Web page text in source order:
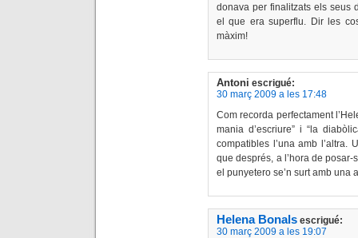
donava per finalitzats els seus
el que era superflu. Dir les
màxim!
Antoni escrigué:
30 març 2009 a les 17:48
Com recorda perfectament
mania d’escriure” i “la
compatibles l’una amb l’altra.
que després, a l’hora de
el punyetero se’n surt amb una
Helena Bonals escrigué:
30 març 2009 a les 19:07